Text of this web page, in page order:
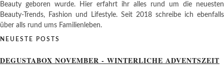
Beauty geboren wurde. Hier erfahrt ihr alles rund um die neuesten
Beauty-Trends, Fashion und Lifestyle. Seit 2018 schreibe ich ebenfalls
über alls rund ums Familienleben.
NEUESTE POSTS
DEGUSTABOX NOVEMBER - WINTERLICHE ADVENTSZEIT